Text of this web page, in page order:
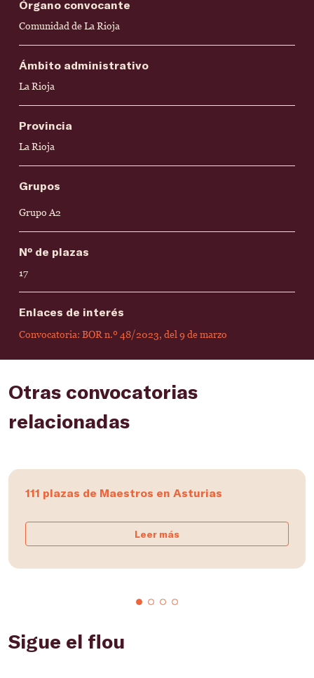
Órgano convocante
Comunidad de La Rioja
Ámbito administrativo
La Rioja
Provincia
La Rioja
Grupos
Grupo A2
Nº de plazas
17
Enlaces de interés
Convocatoria: BOR n.º 48/2023, del 9 de marzo
Otras convocatorias
relacionadas
111 plazas de Maestros en Asturias
Leer más
Sigue el flou